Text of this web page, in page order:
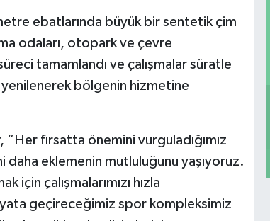
ebatlarında büyük bir sentetik çim
odaları, otopark ve çevre
tamamlandı ve çalışmalar süratle
yenilenerek bölgenin hizmetine
fırsatta önemini vurguladığımız
eklemenin mutluluğunu yaşıyoruz.
için çalışmalarımızı hızla
geçireceğimiz spor kompleksimiz